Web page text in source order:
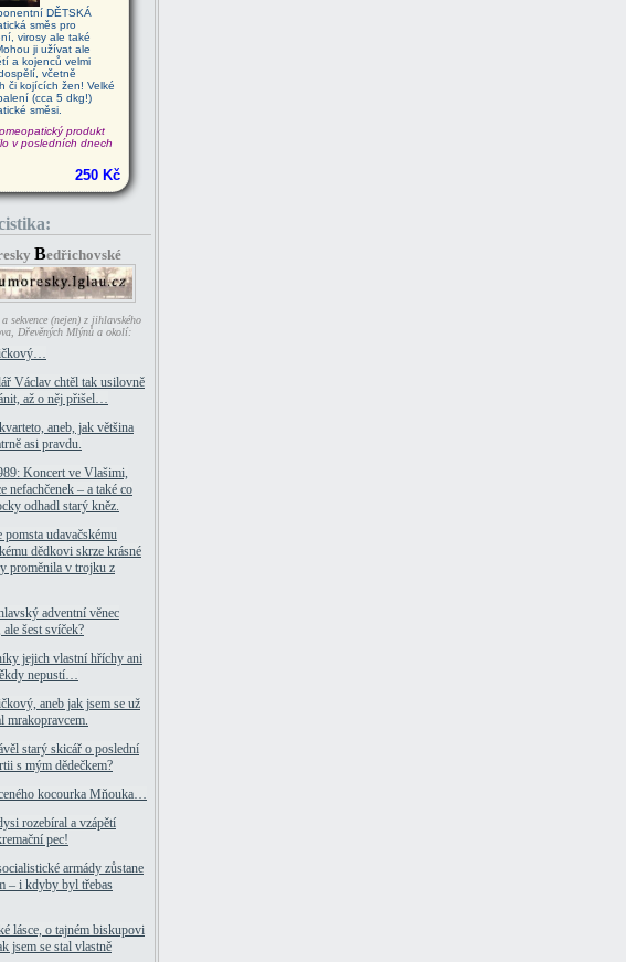
DĚTSKÁ
směs pro
virosy ale také
ji užívat ale
a kojenců velmi
včetně
či kojících žen! Velké
(cca 5 dkg!)
směsi.
produkt
v posledních dnech
250 Kč
Bedřichovské
sekvence (nejen) z jihlavského
Dřevěných Mlýnů a okolí:
Václav chtěl tak usilovně
až o něj přišel…
aneb, jak většina
asi pravdu.
Koncert ve Vlašimi,
nefachčenek – a také co
odhadl starý kněz.
pomsta udavačskému
dědkovi skrze krásné
proměnila v trojku z
adventní věnec
šest svíček?
jejich vlastní hříchy ani
nepustí…
aneb jak jsem se už
mrakopravcem.
starý skicář o poslední
s mým dědečkem?
kocourka Mňouka…
rozebíral a vzápětí
pec!
armády zůstane
– i kdyby byl třebas
lásce, o tajném biskupovi
jsem se stal vlastně